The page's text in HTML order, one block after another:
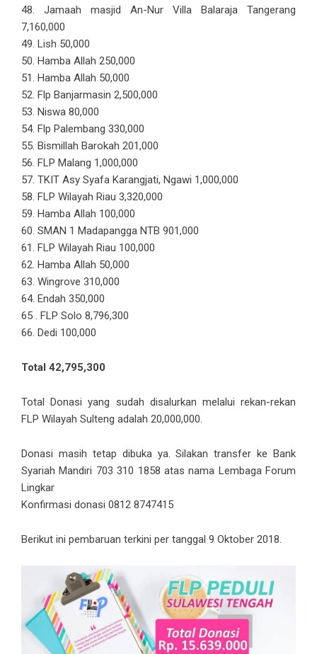
48. Jamaah masjid An-Nur Villa Balaraja Tangerang
7,160,000
49. Lish 50,000
50. Hamba Allah 250,000
51. Hamba Allah 50,000
52. Flp Banjarmasin 2,500,000
53. Niswa 80,000
54. Flp Palembang 330,000
55. Bismillah Barokah 201,000
56. FLP Malang 1,000,000
57. TKIT Asy Syafa Karangjati, Ngawi 1,000,000
58. FLP Wilayah Riau 3,320,000
59. Hamba Allah 100,000
60. SMAN 1 Madapangga NTB 901,000
61. FLP Wilayah Riau 100,000
62. Hamba Allah 50,000
63. Wingrove 310,000
64. Endah 350,000
65 . FLP Solo 8,796,300
66. Dedi 100,000
Total 42,795,300
Total Donasi yang sudah disalurkan melalui rekan-rekan
FLP Wilayah Sulteng adalah 20,000,000.
Donasi masih tetap dibuka ya. Silakan transfer ke Bank
Syariah Mandiri 703 310 1858 atas nama Lembaga Forum
Lingkar
Konfirmasi donasi 0812 8747415
Berikut ini pembaruan terkini per tanggal 9 Oktober 2018.